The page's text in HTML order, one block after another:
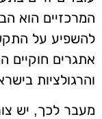
המרכזיים הוא
להשפיע על
אתגרים חוקיים
והרגולציות
מעבר לכך, יש